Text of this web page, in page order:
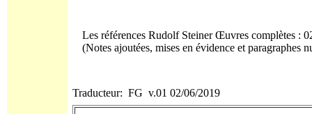
Les références Rudolf Steiner Œuvres complètes :
(Notes ajoutées, mises en évidence et paragraphes
Traducteur: FG v.01 02/06/2019